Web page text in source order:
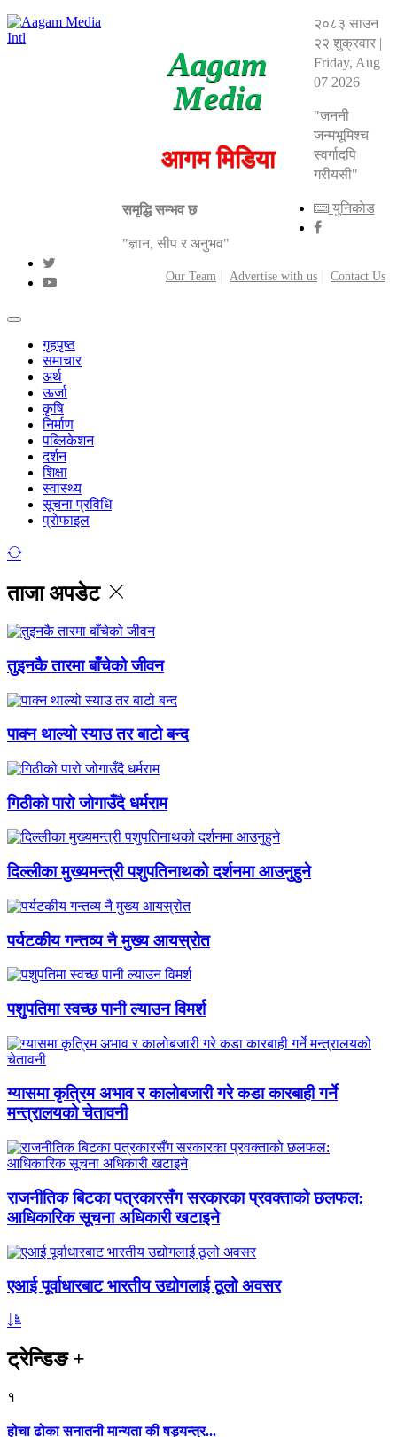
Aagam
Media
आगम मिडिया
समृद्धि सम्भव छ
"ज्ञान, सीप र अनुभव"
Our Team Advertise with us Contact Us
२०८३ साउन
२२ शुक्रवार|
Friday, Aug
07 2026
"जननी
जन्मभूमिश्च
स्वर्गादपि
गरीयसी"
युनिकाेड
गृहपृष्ठ
समाचार
अर्थ
ऊर्जा
कृषि
निर्माण
पब्लिकेशन
दर्शन
शिक्षा
स्वास्थ्य
सूचना प्रविधि
प्राेफाइल
ताजा अपडेट
तुइनकै तारमा बाँचेको जीवन
पाक्न थाल्यो स्याउ तर बाटो बन्द
गिठीको पारो जोगाउँदै धर्मराम
दिल्लीका मुख्यमन्त्री पशुपतिनाथको दर्शनमा आउनुहुने
पर्यटकीय गन्तव्य नै मुख्य आयस्रोत
पशुपतिमा स्वच्छ पानी ल्याउन विमर्श
ग्यासमा कृत्रिम अभाव र कालोबजारी गरे कडा कारबाही गर्ने
मन्त्रालयको चेतावनी
राजनीतिक बिटका पत्रकारसँग सरकारका प्रवक्ताको छलफल:
आधिकारिक सूचना अधिकारी खटाइने
एआई पूर्वाधारबाट भारतीय उद्योगलाई ठूलो अवसर
ट्रेन्डिङ+
१
होचा ढोका सनातनी मान्यता की षड्यन्त्र...